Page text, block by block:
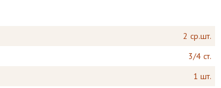
2 ср.шт.
3/4 ст.
1 шт.